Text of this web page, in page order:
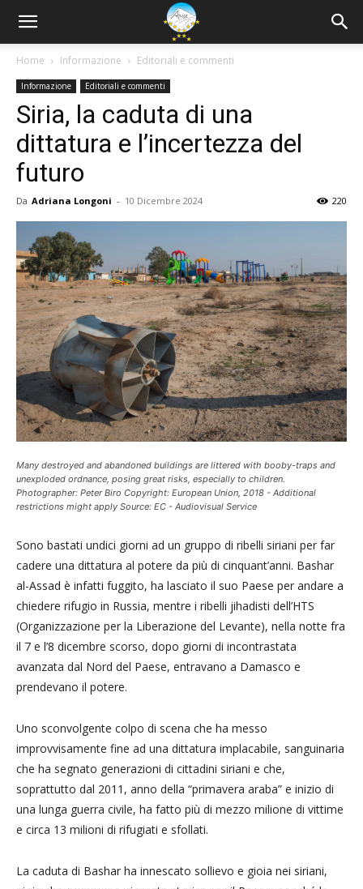
Home Informazione Editoriali e commenti
Informazione Editoriali e commenti
Siria, la caduta di una
dittatura e l’incertezza del
futuro
Da Adriana Longoni - 10 Dicembre 2024 220
Many destroyed and abandoned buildings are littered with booby-traps and
unexploded ordnance, posing great risks, especially to children.
Photographer: Peter Biro Copyright: European Union, 2018 - Additional
restrictions might apply Source: EC - Audiovisual Service
Sono bastati undici giorni ad un gruppo di ribelli siriani per far
cadere una dittatura al potere da più di cinquant’anni. Bashar
al-Assad è infatti fuggito, ha lasciato il suo Paese per andare a
chiedere rifugio in Russia, mentre i ribelli jihadisti dell’HTS
(Organizzazione per la Liberazione del Levante), nella notte fra
il 7 e l’8 dicembre scorso, dopo giorni di incontrastata
avanzata dal Nord del Paese, entravano a Damasco e
prendevano il potere.
Uno sconvolgente colpo di scena che ha messo
improvvisamente fine ad una dittatura implacabile, sanguinaria
che ha segnato generazioni di cittadini siriani e che,
soprattutto dal 2011, anno della “primavera araba” e inizio di
una lunga guerra civile, ha fatto più di mezzo milione di vittime
e circa 13 milioni di rifugiati e sfollati.
La caduta di Bashar ha innescato sollievo e gioia nei siriani,